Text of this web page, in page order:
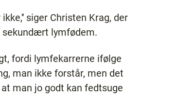
siger Christen Krag, der
sekundært lymfødem.
fordi lymfekarrerne ifølge
man ikke forstår, men det
man jo godt kan fedtsuge